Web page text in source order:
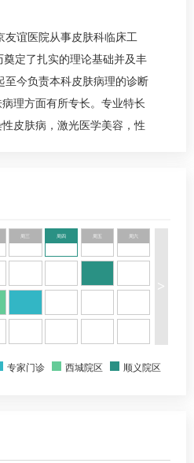
友谊医院从事皮肤科临床工
定了扎实的理论基础并及丰
至今负责本科皮肤病理的诊断
理方面有所专长。专业特长
皮肤病，激光医学美容，性
周三 周四 周五 周六
>
专家门诊 西城院区 顺义院区